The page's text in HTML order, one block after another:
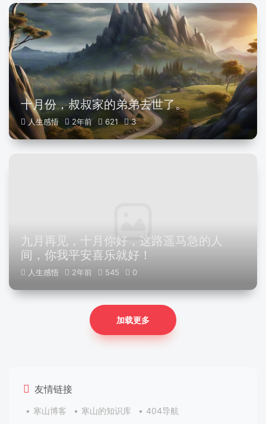
十月份，叔叔家的弟弟去世了。
人生感悟 2年前 621 3
九月再见，十月你好，这路遥马急的人
间，你我平安喜乐就好！
人生感悟 2年前 545 0
加载更多
友情链接
寒山博客 寒山的知识库
404导航